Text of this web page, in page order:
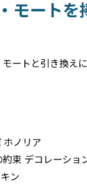
モートを
ートと引き換え
ホノリア
約束 デコレーショ
ン